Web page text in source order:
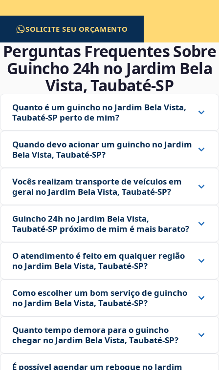
SOLICITE SEU ORÇAMENTO
Perguntas Frequentes Sobre
Guincho 24h no Jardim Bela
Vista, Taubaté‑SP
Quanto é um guincho no Jardim Bela Vista,
Taubaté‑SP perto de mim?
Quando devo acionar um guincho no Jardim
Bela Vista, Taubaté‑SP?
Vocês realizam transporte de veículos em
geral no Jardim Bela Vista, Taubaté‑SP?
Guincho 24h no Jardim Bela Vista,
Taubaté‑SP próximo de mim é mais barato?
O atendimento é feito em qualquer região
no Jardim Bela Vista, Taubaté‑SP?
Como escolher um bom serviço de guincho
no Jardim Bela Vista, Taubaté‑SP?
Quanto tempo demora para o guincho
chegar no Jardim Bela Vista, Taubaté‑SP?
É possível agendar um reboque no Jardim